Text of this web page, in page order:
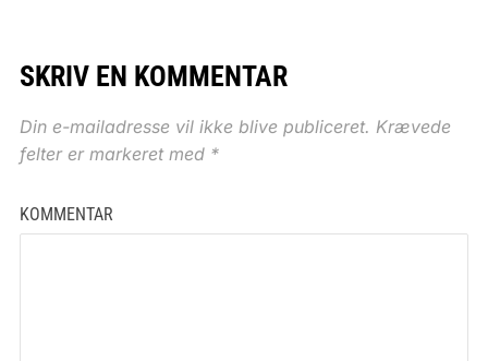
SKRIV EN KOMMENTAR
Din e-mailadresse vil ikke blive publiceret. Krævede
felter er markeret med *
KOMMENTAR